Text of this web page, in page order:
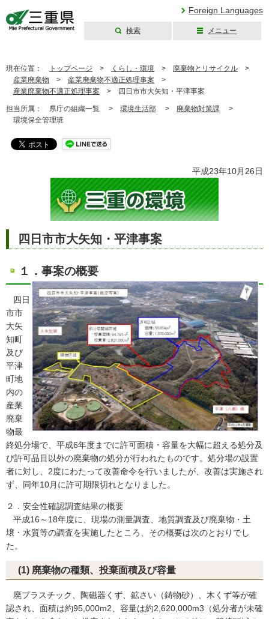
Foreign Languages
検索 メニュー
現在位置： トップページ > くらし・環境 > 廃棄物とリサイクル >
産業廃棄物 > 産業廃棄物不適正処理事案 >
産業廃棄物不適正処理事案 > 四日市市大矢知・平津事案
担当所属： 県庁の組織一覧 > 環境生活部 > 廃棄物対策課 >
環境保全管理班
平成23年10月26日
四日市市大矢知・平津事案
１．事案の概要
四日
市市
大矢
知町
及び
平津
町地
内の
産業
廃棄
物最
終処分場で、平成6年度までに許可面積・容量を大幅に超える処分及
び許可品目以外の廃棄物の処分が行われたものです。処分場の設置
者に対し、2度にわたって改善命令を行いましたが、改善は実施され
ず、同年10月に許可期限切れとなりました。
２．安全性確認調査結果の概要
平成16～18年度に、現場の測量調査、地質調査及び廃棄物・土
壌・水質等の調査を実施したところ、その概要は次のとおりでし
た。
(1) 廃棄物の種類、投棄面積及び容量
廃プラスチック、陶磁器くず、鉱さい（鋳物砂）、木くず等が確
認され、面積は約95,000m2、容量は約2,620,000m3（処分者が未確